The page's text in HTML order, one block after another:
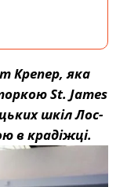
Крепер, яка
St. James
шкіл Лос-
в крадіжці.